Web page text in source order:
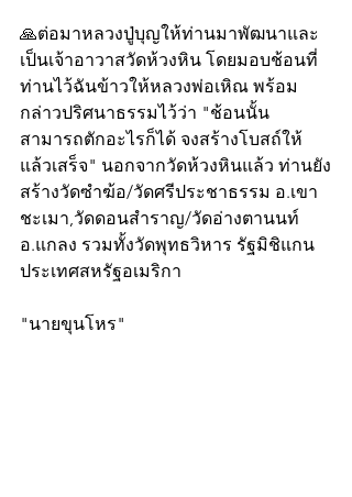
🙏ต่อมาหลวงปู่บุญให้ท่านมาพัฒนาและ
เป็นเจ้าอาวาสวัดห้วงหิน โดยมอบช้อนที่
ท่านไว้ฉันข้าวให้หลวงพ่อเหิณ พร้อม
กล่าวปริศนาธรรมไว้ว่า "ช้อนนั้น
สามารถตักอะไรก็ได้ จงสร้างโบสถ์ให้
แล้วเสร็จ" นอกจากวัดห้วงหินแล้ว ท่านยัง
สร้างวัดซำฆ้อ/วัดศรีประชาธรรม อ.เขา
ชะเมา,วัดดอนสำราญ/วัดอ่างตานนท์
อ.แกลง รวมทั้งวัดพุทธวิหาร รัฐมิชิแกน
ประเทศสหรัฐอเมริกา
"นายขุนโหร"